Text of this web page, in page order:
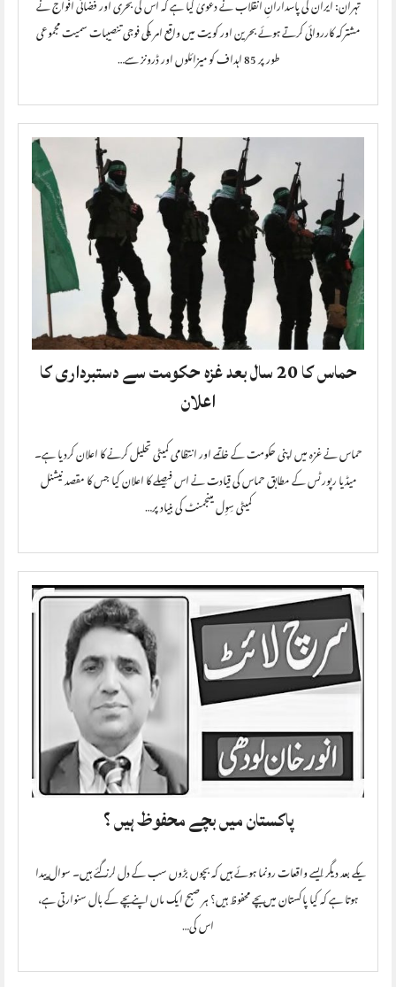
تہران: ایران کی پاسدارانِ انقلاب نے دعویٰ کیا ہے کہ اس کی بحری اور فضائی افواج نے
مشترکہ کارروائی کرتے ہوئے بحرین اور کویت میں واقع امریکی فوجی تنصیبات سمیت مجموعی
طور پر 85 اہداف کو میزائلوں اور ڈرونز سے…
حماس کا 20 سال بعد غزہ حکومت سے دستبرداری کا
اعلان
حماس نے غزہ میں اپنی حکومت کے خاتمے اور انتظامی کمیٹی تحلیل کرنے کا اعلان کردیا ہے۔
میڈیا رپورٹس کے مطابق حماس کی قیادت نے اس فیصلے کا اعلان کیا جس کا مقصد نیشنل
کمیٹی سِوِل مینجمنٹ کی بنیاد پر…
پاکستان میں بچے محفوظ ہیں ؟
یکے بعد دیگر ایسے واقعات رونما ہوئے ہیں کہ بچوں بڑوں سب کے دل لرز گئے ہیں۔ سوال پیدا
ہوتا ہے کہ کیا پاکستان میں بچے محفوظ ہیں؟ ہر صبح ایک ماں اپنے بچے کے بال سنوارتی ہے،
اس کی…